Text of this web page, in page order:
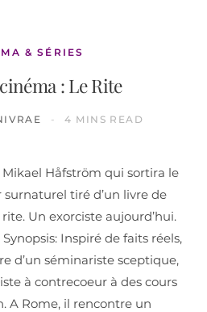
& SÉRIES
: Le Rite
4 MINS READ
Håfström qui sortira le
surnaturel tiré d’un livre de
Un exorciste aujourd’hui.
Inspiré de faits réels,
d’un séminariste sceptique,
à contrecoeur à des cours
A Rome, il rencontre un